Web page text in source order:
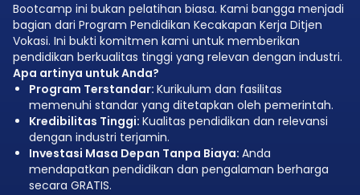
Bootcamp ini bukan pelatihan biasa. Kami bangga menjadi
bagian dari Program Pendidikan Kecakapan Kerja Ditjen
Vokasi. Ini bukti komitmen kami untuk memberikan
pendidikan berkualitas tinggi yang relevan dengan industri.
Apa artinya untuk Anda?
Program Terstandar: Kurikulum dan fasilitas
memenuhi standar yang ditetapkan oleh pemerintah.
Kredibilitas Tinggi: Kualitas pendidikan dan relevansi
dengan industri terjamin.
Investasi Masa Depan Tanpa Biaya: Anda
mendapatkan pendidikan dan pengalaman berharga
secara GRATIS.